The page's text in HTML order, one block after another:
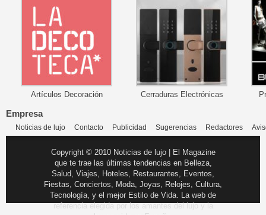
Artículos Decoración Cerraduras Electrónicas
Empresa
Noticias de lujo Contacto Publicidad Sugerencias Redactores
Copyright © 2010 Noticias de lujo | El Magazine
que te trae las últimas tendencias en Belleza,
Salud, Viajes, Hoteles, Restaurantes, Eventos,
Fiestas, Conciertos, Moda, Joyas, Relojes, Cultura,
Tecnología, y el mejor Estilo de Vida. La web de
referencia elegida por los amantes del lujo y la